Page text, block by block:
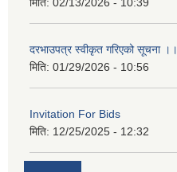
दरभाउपत्र स्वीकृत गरिएको सूचना ।।
मिति: 01/29/2026 - 10:56
Invitation For Bids
मिति: 12/25/2025 - 12:32